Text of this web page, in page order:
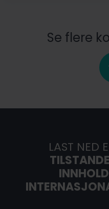
Se flere
LAST NED